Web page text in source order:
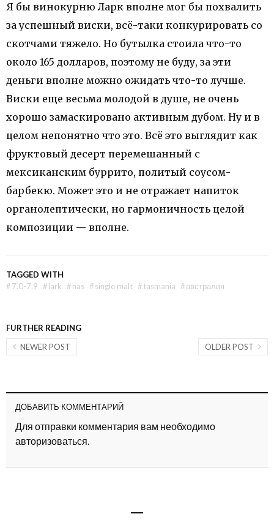
Я бы винокурню Ларк вполне мог бы похвалить
за успешный виски, всё-таки конкурировать со
скотчами тяжело. Но бутылка стоила что-то
около 165 долларов, поэтому не буду, за эти
деньги вполне можно ожидать что-то лучше.
Виски еще весьма молодой в душе, не очень
хорошо замаскировано активным дубом. Ну и в
целом непонятно что это. Всё это выглядит как
фруктовый десерт перемешанный с
мексиканским буррито, политый соусом-
барбекю. Может это и не отражает напиток
органолептически, но гармоничность целой
композиции — вполне.
TAGGED WITH
#7.0-7.9 #lark #nas #single malt #tasmania #австралия
FURTHER READING
OLDER POST
NEWER POST
ДОБАВИТЬ КОММЕНТАРИЙ
Для отправки комментария вам необходимо
авторизоваться.